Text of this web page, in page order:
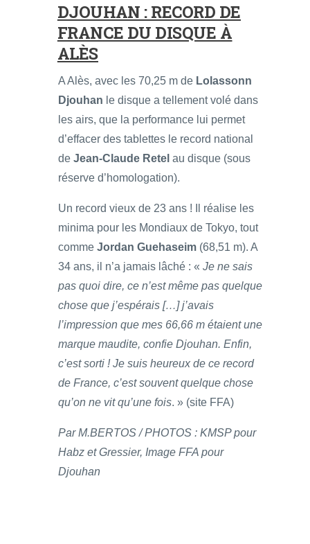
DJOUHAN : RECORD DE
FRANCE DU DISQUE À
ALÈS
A Alès, avec les 70,25 m de Lolassonn
Djouhan le disque a tellement volé dans
les airs, que la performance lui permet
d’effacer des tablettes le record national
de Jean-Claude Retel au disque (sous
réserve d’homologation).
Un record vieux de 23 ans ! Il réalise les
minima pour les Mondiaux de Tokyo, tout
comme Jordan Guehaseim (68,51 m). A
34 ans, il n’a jamais lâché : « Je ne sais
pas quoi dire, ce n’est même pas quelque
chose que j’espérais […] j’avais
l’impression que mes 66,66 m étaient une
marque maudite, confie Djouhan. Enfin,
c’est sorti ! Je suis heureux de ce record
de France, c’est souvent quelque chose
qu’on ne vit qu’une fois. » (site FFA)
Par M.BERTOS / PHOTOS : KMSP pour
Habz et Gressier, Image FFA pour
Djouhan